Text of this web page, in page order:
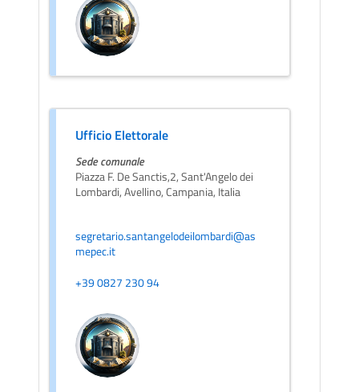
Ufficio Elettorale
Sede comunale
Piazza F. De Sanctis,2, Sant'Angelo dei
Lombardi, Avellino, Campania, Italia
segretario.santangelodeilombardi@as
mepec.it
+39 0827 230 94